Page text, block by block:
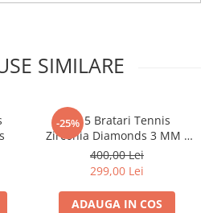
SIMILARE
-25%
Set 5 Bratari Tennis
Zirconia Diamonds 3 MM /
19.5 CM
400,00 Lei
299,00 Lei
ADAUGA IN COS